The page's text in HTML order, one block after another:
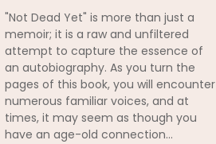
"Not Dead Yet" is more than just a
memoir; it is a raw and unfiltered
attempt to capture the essence of
an autobiography. As you turn the
pages of this book, you will encounter
numerous familiar voices, and at
times, it may seem as though you
have an age-old connection...